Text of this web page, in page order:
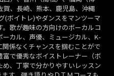
賀、長崎、熊本、鹿児島、沖縄
(ボイトレ)やダンスをマンツーマ
歌が趣味の方向けのボーカルコ
カル、声優、ミュージカル、K-
係なくチャンスを掴むことがで
で優秀なボイストレーナー（ボ
、丁寧で分かりやすいレッスン